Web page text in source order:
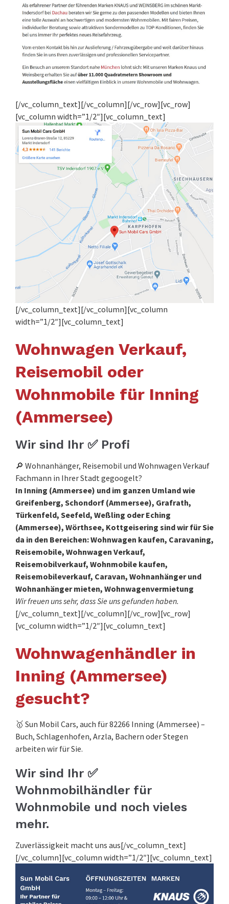
[/vc_column_text][/vc_column][/vc_row][vc_row]
[vc_column width=”1/2″][vc_column_text]
[/vc_column_text][/vc_column][vc_column
width=”1/2″][vc_column_text]
Wohnwagen Verkauf,
Reisemobil oder
Wohnmobile für Inning
(Ammersee)
Wir sind Ihr ✅ Profi
🔎 Wohnanhänger, Reisemobil und Wohnwagen Verkauf
Fachmann in Ihrer Stadt gegoogelt?
In Inning (Ammersee) und im ganzen Umland wie
Greifenberg, Schondorf (Ammersee), Grafrath,
Türkenfeld, Seefeld, Weßling oder Eching
(Ammersee), Wörthsee, Kottgeisering sind wir für Sie
da in den Bereichen: Wohnwagen kaufen, Caravaning,
Reisemobile, Wohnwagen Verkauf,
Reisemobilverkauf, Wohnmobile kaufen,
Reisemobileverkauf, Caravan, Wohnanhänger und
Wohnanhänger mieten, Wohnwagenvermietung
Wir freuen uns sehr, dass Sie uns gefunden haben.
[/vc_column_text][/vc_column][/vc_row][vc_row]
[vc_column width=”1/2″][vc_column_text]
Wohnwagenhändler in
Inning (Ammersee)
gesucht?
🥇 Sun Mobil Cars, auch für 82266 Inning (Ammersee) –
Buch, Schlagenhofen, Arzla, Bachern oder Stegen
arbeiten wir für Sie.
Wir sind Ihr ✅
Wohnmobilhändler für
Wohnmobile und noch vieles
mehr.
Zuverlässigkeit macht uns aus[/vc_column_text]
[/vc_column][vc_column width=”1/2″][vc_column_text]